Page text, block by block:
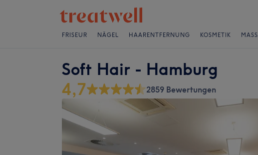
FRISEUR NÄGEL HAARENTFERNUNG KOSMETIK
Soft Hair - Hamburg
4,7 2859 Bewertungen